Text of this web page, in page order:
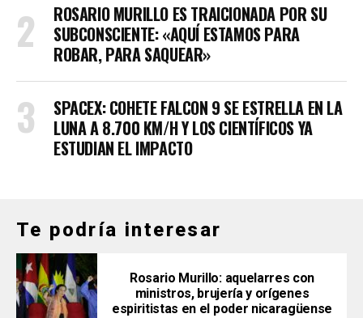
ROSARIO MURILLO ES TRAICIONADA POR SU
SUBCONSCIENTE: «AQUÍ ESTAMOS PARA
ROBAR, PARA SAQUEAR»
SPACEX: COHETE FALCON 9 SE ESTRELLA EN LA
LUNA A 8.700 KM/H Y LOS CIENTÍFICOS YA
ESTUDIAN EL IMPACTO
Te podría interesar
Rosario Murillo: aquelarres con
ministros, brujería y orígenes
espiritistas en el poder nicaragüense